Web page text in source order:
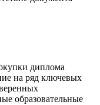
диплома
на ряд ключевых
образовательные